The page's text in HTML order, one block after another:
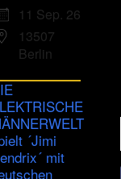
11 Sep. 26
13507
Berlin
´Jimi
mit